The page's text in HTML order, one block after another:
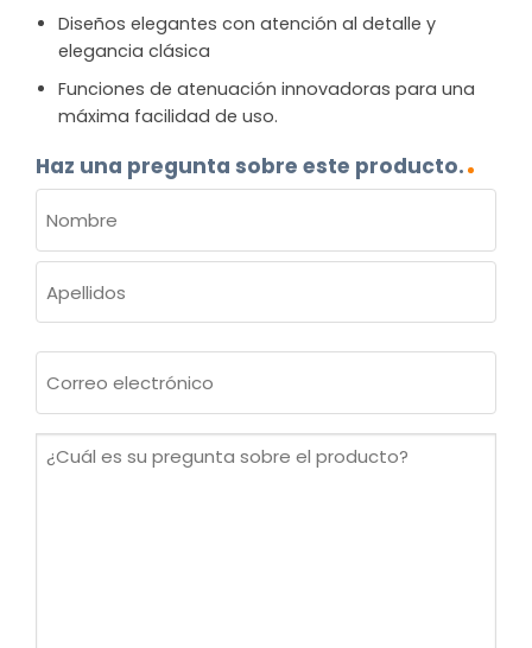
Diseños elegantes con atención al detalle y
elegancia clásica
Funciones de atenuación innovadoras para una
máxima facilidad de uso.
Haz una pregunta sobre este producto.
(OBLIGATORIO)
Nombre
electrónico
¿Cuál